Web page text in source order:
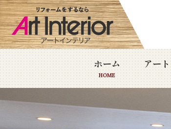
ホーム
HOME
アー